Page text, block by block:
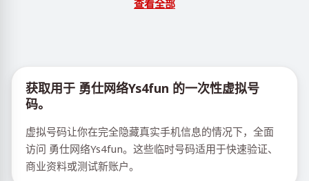
查看全部
获取用于 勇仕网络Ys4fun 的一次性虚拟号
码。
虚拟号码让你在完全隐藏真实手机信息的情况下，全面
访问 勇仕网络Ys4fun。这些临时号码适用于快速验证、
商业资料或测试新账户。